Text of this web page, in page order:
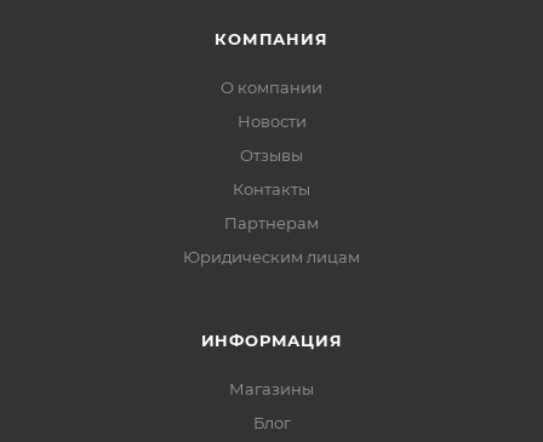
КОМПАНИЯ
О компании
Новости
Отзывы
Контакты
Партнерам
Юридическим лицам
ИНФОРМАЦИЯ
Магазины
Блог